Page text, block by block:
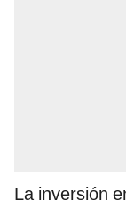
La inversión